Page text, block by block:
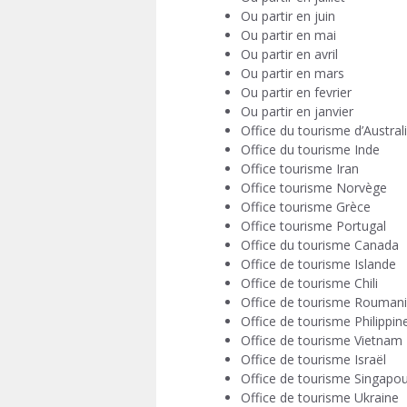
Ou partir en juin
Ou partir en mai
Ou partir en avril
Ou partir en mars
Ou partir en fevrier
Ou partir en janvier
Office du tourisme
Office du tourisme Inde
Office tourisme Iran
Office tourisme Norvège
Office tourisme Grèce
Office tourisme Portugal
Office du tourisme Canada
Office de tourisme Islande
Office de tourisme Chili
Office de tourisme
Office de tourisme
Office de tourisme Vietnam
Office de tourisme Israël
Office de tourisme
Office de tourisme Ukraine